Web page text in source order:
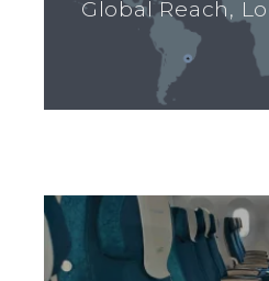
Global Reach,